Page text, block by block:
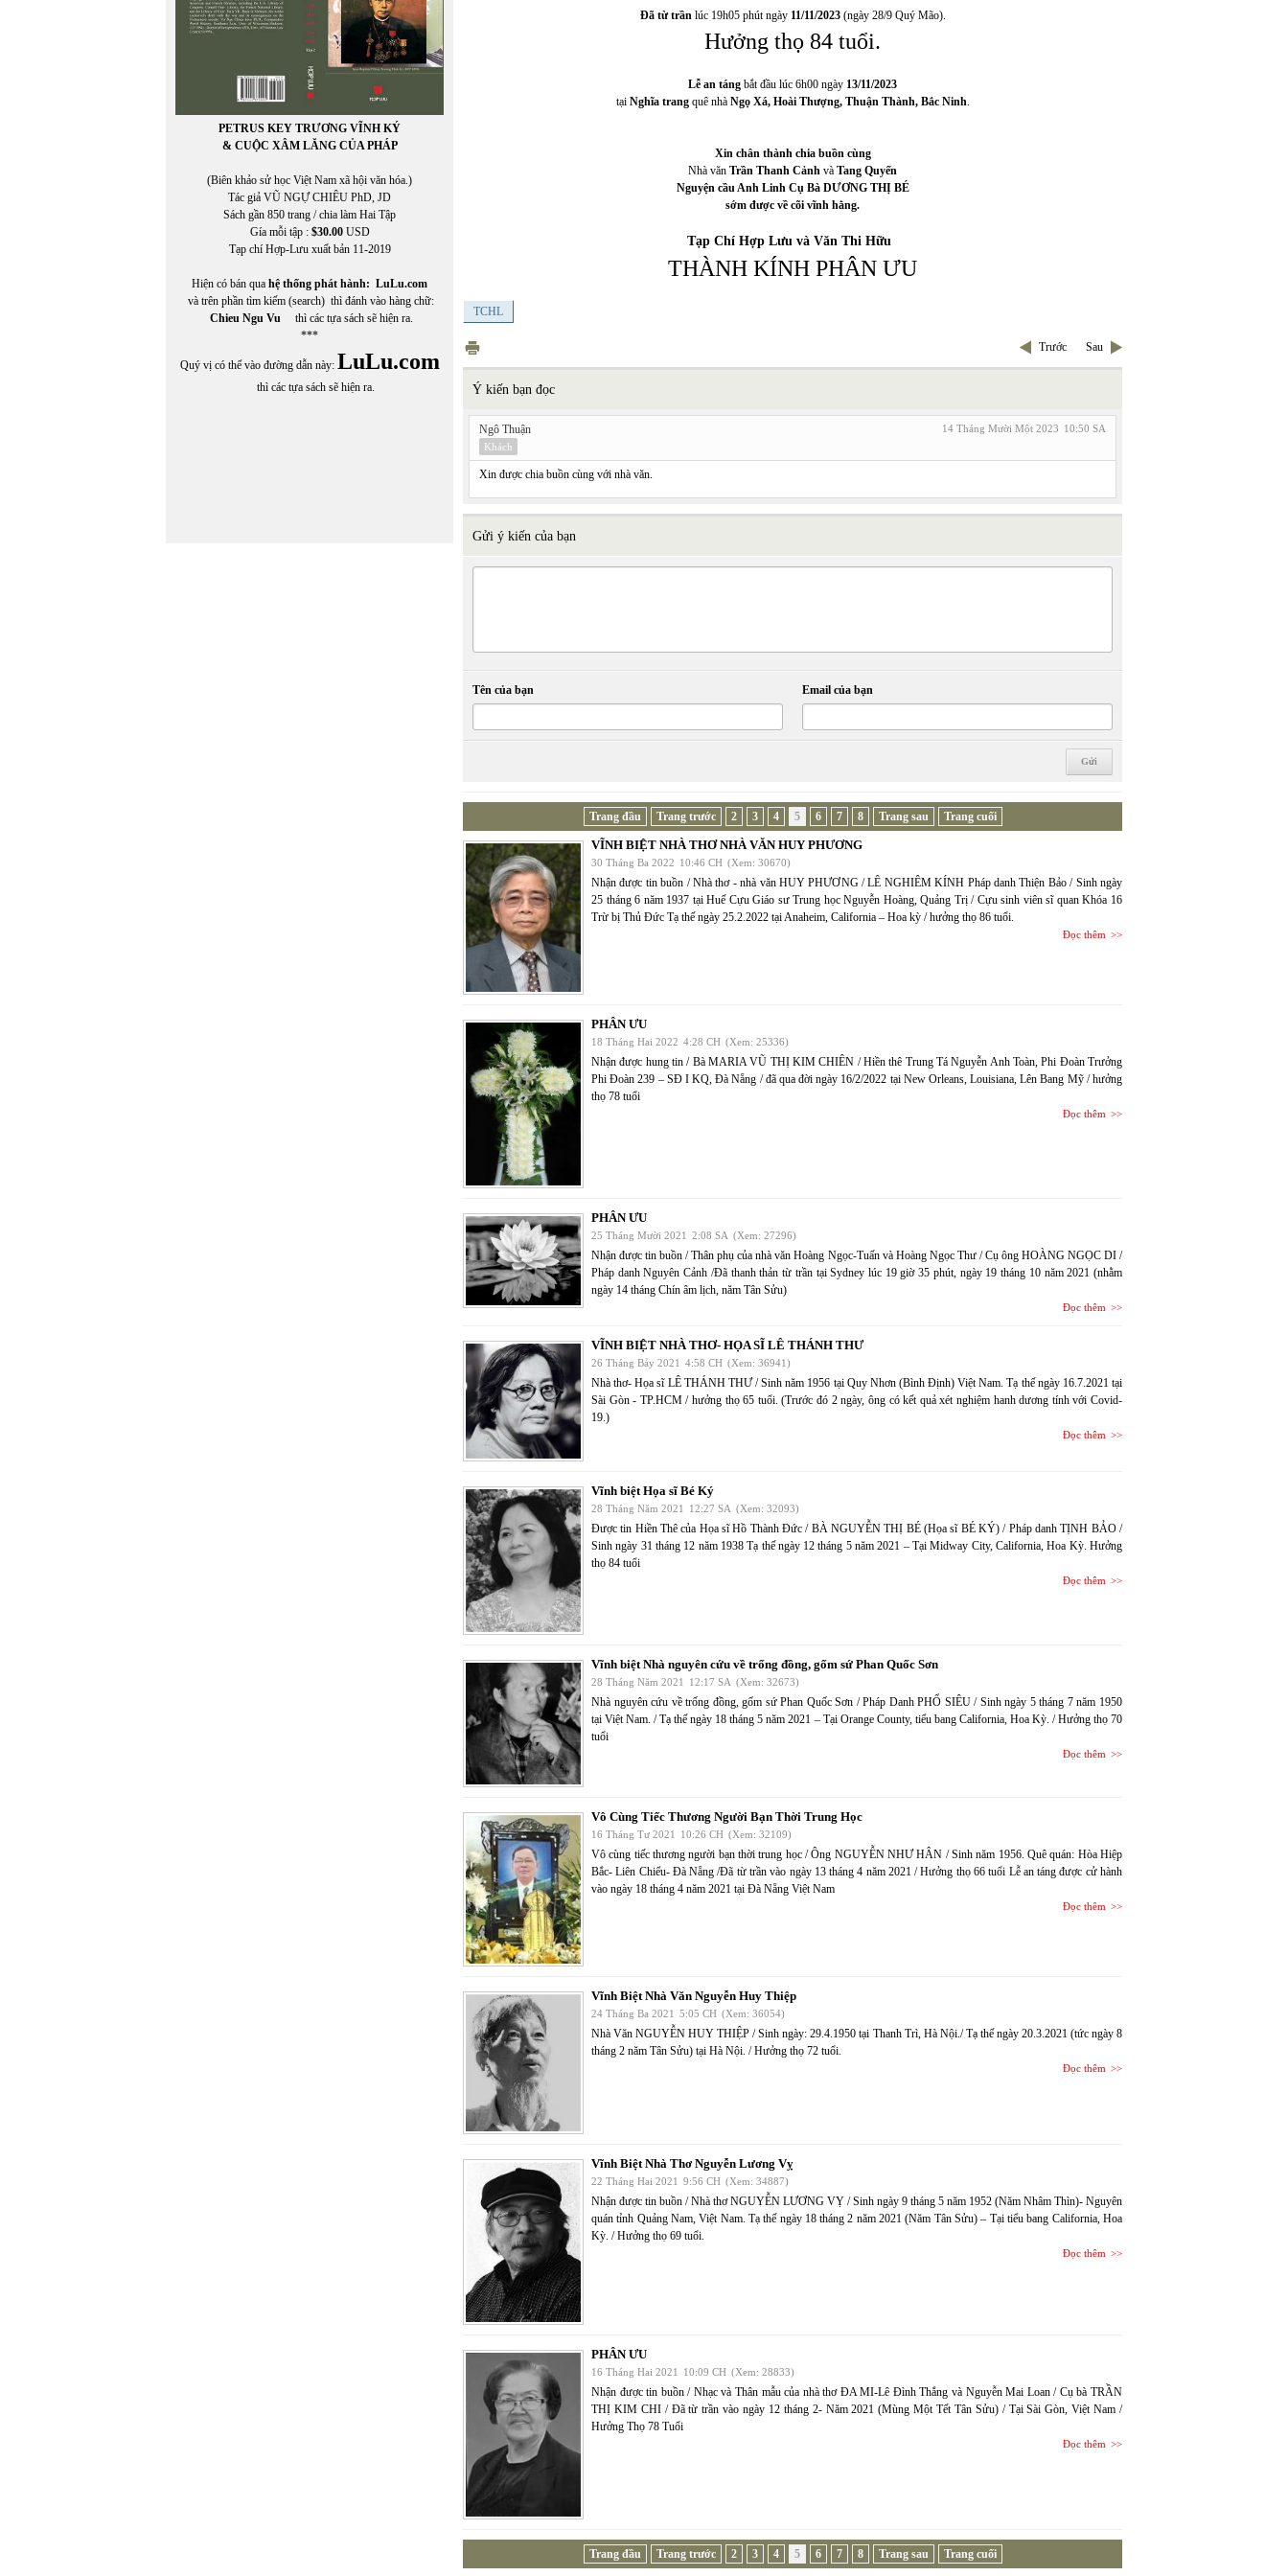
PETRUS KEY TRƯƠNG VĨNH KÝ
& CUỘC XÂM LĂNG CỦA PHÁP
(Biên khảo sử học Việt Nam xã hội văn hóa.)
Tác giả VŨ NGỰ CHIÊU PhD, JD
Sách gần 850 trang / chia làm Hai Tập
Gía mỗi tập : $30.00USD
Tạp chí Hợp-Lưu xuất bản 11-2019
Hiện có bán qua hệ thống phát hành: LuLu.com
và trên phần tìm kiếm (search) thì đánh vào hàng chữ:
Chieu Ngu Vu thì các tựa sách sẽ hiện ra.
***
Quý vị có thể vào đường dẫn này: LuLu.com
thì các tựa sách sẽ hiện ra.
Đã từ trầnlúc 19h05 phút ngày 11/11/2023(ngày 28/9 Quý Mão).
Hưởng thọ 84 tuổi.
Lễ an táng bắt đầu lúc 6h00 ngày 13/11/2023
tại Nghĩa trangquê nhà Ngọ Xá, Hoài Thượng, Thuận Thành, Bắc Ninh.
Xin chân thành chia buồn cùng
Nhà văn Trần Thanh Cảnh và Tang Quyến
Nguyện cầu Anh Linh Cụ Bà DƯƠNG THỊ BÉ
sớm được về cõi vĩnh hằng.
Tạp Chí Hợp Lưu và Văn Thi Hữu
THÀNH KÍNH PHÂN ƯU
TCHL
Trước Sau
Ý kiến bạn đọc
14 Tháng Mười Một 2023 10:50 SA
Ngô Thuận
Khách
Xin được chia buồn cùng với nhà văn.
Gửi ý kiến của bạn
Tên của bạn Email của bạn
Trang đầu Trang trước 2 3 4 5 6 7 8 Trang sau Trang cuối
VĨNH BIỆT NHÀ THƠ NHÀ VĂN HUY PHƯƠNG
30 Tháng Ba 2022 10:46 CH (Xem: 30670)
Nhận được tin buồn / Nhà thơ - nhà văn HUY PHƯƠNG / LÊ NGHIÊM KÍNH Pháp danh Thiện Bảo / Sinh ngày
25 tháng 6 năm 1937 tại Huế Cựu Giáo sư Trung học Nguyễn Hoàng, Quảng Trị / Cựu sinh viên sĩ quan Khóa 16
Trừ bị Thủ Đức Tạ thế ngày 25.2.2022 tại Anaheim, California – Hoa kỳ / hưởng thọ 86 tuổi.
Đọc thêm
PHÂN ƯU
18 Tháng Hai 2022 4:28 CH (Xem: 25336)
Nhận được hung tin / Bà MARIA VŨ THỊ KIM CHIÊN / Hiền thê Trung Tá Nguyễn Anh Toàn, Phi Đoàn Trưởng
Phi Đoàn 239 – SĐ I KQ, Đà Nẵng / đã qua đời ngày 16/2/2022 tại New Orleans, Louisiana, Lên Bang Mỹ / hưởng
thọ 78 tuổi
Đọc thêm
PHÂN ƯU
25 Tháng Mười 2021 2:08 SA (Xem: 27296)
Nhận được tin buồn / Thân phụ của nhà văn Hoàng Ngọc-Tuấn và Hoàng Ngọc Thư / Cụ ông HOÀNG NGỌC DI /
Pháp danh Nguyên Cảnh /Đã thanh thản từ trần tại Sydney lúc 19 giờ 35 phút, ngày 19 tháng 10 năm 2021 (nhằm
ngày 14 tháng Chín âm lịch, năm Tân Sửu)
Đọc thêm
VĨNH BIỆT NHÀ THƠ- HỌA SĨ LÊ THÁNH THƯ
26 Tháng Bảy 2021 4:58 CH (Xem: 36941)
Nhà thơ- Họa sĩ LÊ THÁNH THƯ / Sinh năm 1956 tại Quy Nhơn (Bình Định) Việt Nam. Tạ thế ngày 16.7.2021 tại
Sài Gòn - TP.HCM / hưởng thọ 65 tuổi. (Trước đó 2 ngày, ông có kết quả xét nghiệm hanh dương tính với Covid-
19.)
Đọc thêm
Vĩnh biệt Họa sĩ Bé Ký
28 Tháng Năm 2021 12:27 SA (Xem: 32093)
Được tin Hiền Thê của Họa sĩ Hồ Thành Đức / BÀ NGUYỄN THỊ BÉ (Họa sĩ BÉ KÝ) / Pháp danh TỊNH BẢO /
Sinh ngày 31 tháng 12 năm 1938 Tạ thế ngày 12 tháng 5 năm 2021 – Tại Midway City, California, Hoa Kỳ. Hưởng
thọ 84 tuổi
Đọc thêm
Vĩnh biệt Nhà nguyên cứu về trống đồng, gốm sứ Phan Quốc Sơn
28 Tháng Năm 2021 12:17 SA (Xem: 32673)
Nhà nguyên cứu về trống đồng, gốm sứ Phan Quốc Sơn / Pháp Danh PHỔ SIÊU / Sinh ngày 5 tháng 7 năm 1950
tại Việt Nam. / Tạ thế ngày 18 tháng 5 năm 2021 – Tại Orange County, tiểu bang California, Hoa Kỳ. / Hưởng thọ 70
tuổi
Đọc thêm
Vô Cùng Tiếc Thương Người Bạn Thời Trung Học
16 Tháng Tư 2021 10:26 CH (Xem: 32109)
Vô cùng tiếc thương người bạn thời trung học / Ông NGUYỄN NHƯ HÂN / Sinh năm 1956. Quê quán: Hòa Hiệp
Bắc- Liên Chiểu- Đà Nẵng /Đã từ trần vào ngày 13 tháng 4 năm 2021 / Hưởng thọ 66 tuổi Lễ an táng được cử hành
vào ngày 18 tháng 4 năm 2021 tại Đà Nẵng Việt Nam
Đọc thêm
Vĩnh Biệt Nhà Văn Nguyễn Huy Thiệp
24 Tháng Ba 2021 5:05 CH (Xem: 36054)
Nhà Văn NGUYỄN HUY THIỆP / Sinh ngày: 29.4.1950 tại Thanh Trì, Hà Nội./ Tạ thế ngày 20.3.2021 (tức ngày 8
tháng 2 năm Tân Sửu) tại Hà Nội. / Hưởng thọ 72 tuổi.
Đọc thêm
Vĩnh Biệt Nhà Thơ Nguyễn Lương Vỵ
22 Tháng Hai 2021 9:56 CH (Xem: 34887)
Nhận được tin buồn / Nhà thơ NGUYỄN LƯƠNG VỴ / Sinh ngày 9 tháng 5 năm 1952 (Năm Nhâm Thìn)- Nguyên
quán tỉnh Quảng Nam, Việt Nam. Tạ thế ngày 18 tháng 2 năm 2021 (Năm Tân Sửu) – Tại tiểu bang California, Hoa
Kỳ. / Hưởng thọ 69 tuổi.
Đọc thêm
PHÂN ƯU
16 Tháng Hai 2021 10:09 CH (Xem: 28833)
Nhận được tin buồn / Nhạc và Thân mẫu của nhà thơ ĐA MI-Lê Đình Thắng và Nguyễn Mai Loan / Cụ bà TRẦN
THỊ KIM CHI / Đã từ trần vào ngày 12 tháng 2- Năm 2021 (Mùng Một Tết Tân Sửu) / Tại Sài Gòn, Việt Nam /
Hưởng Thọ 78 Tuổi
Đọc thêm
Trang đầu Trang trước 2 3 4 5 6 7 8 Trang sau Trang cuối